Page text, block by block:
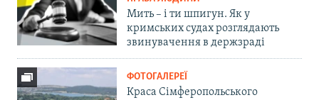
Мить – і ти шпигун. Як у
кримських судах розглядають
звинувачення в держзраді
ФОТОГАЛЕРЕЇ
Краса Сімферопольського